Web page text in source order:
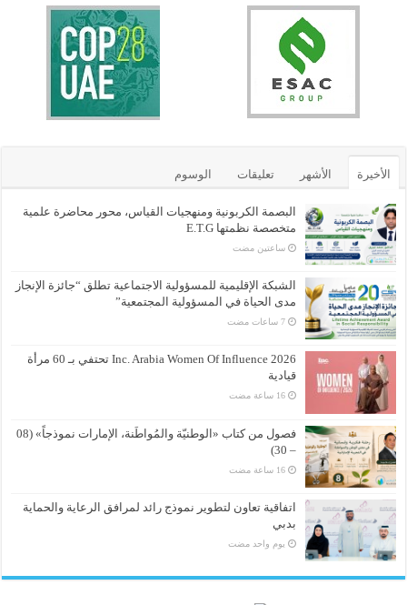
الأخيرة الأشهر تعليقات الوسوم
البصمة الكربونية ومنهجيات القياس، محور محاضرة علمية
متخصصة نظمتها E.T.G
‏ساعتين مضت
الشبكة الإقليمية للمسؤولية الاجتماعية تطلق “جائزة الإنجاز
مدى الحياة في المسؤولية المجتمعية”
Inc. Arabia Women Of Influence 2026 تحتفي بـ 60 مرأة
قيادية
فصول من كتاب «الوطنيّة والمُواطَنة، الإمارات نموذجاً» (08
– 30)
اتفاقية تعاون لتطوير نموذج رائد لمرافق الرعاية والحماية
بدبي
‏يوم واحد مضت